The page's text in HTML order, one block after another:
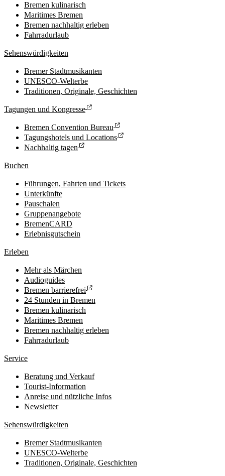
Bremen kulinarisch
Maritimes Bremen
Bremen nachhaltig erleben
Fahrradurlaub
Sehenswürdigkeiten
Bremer Stadtmusikanten
UNESCO-Welterbe
Traditionen, Originale, Geschichten
Tagungen und Kongresse
Bremen Convention Bureau
Tagungshotels und Locations
Nachhaltig tagen
Buchen
Führungen, Fahrten und Tickets
Unterkünfte
Pauschalen
Gruppenangebote
BremenCARD
Erlebnisgutschein
Erleben
Mehr als Märchen
Audioguides
Bremen barrierefrei
24 Stunden in Bremen
Bremen kulinarisch
Maritimes Bremen
Bremen nachhaltig erleben
Fahrradurlaub
Service
Beratung und Verkauf
Tourist-Information
Anreise und nützliche Infos
Newsletter
Sehenswürdigkeiten
Bremer Stadtmusikanten
UNESCO-Welterbe
Traditionen, Originale, Geschichten